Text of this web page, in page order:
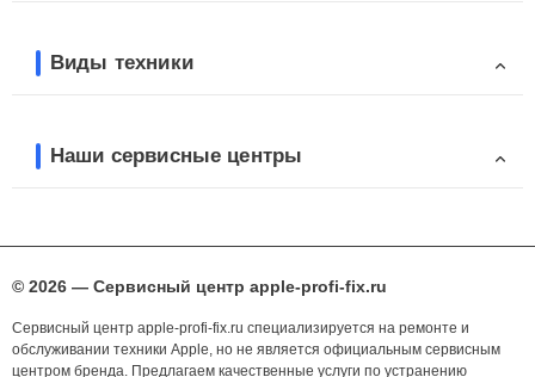
Виды техники
Наши сервисные центры
© 2026 — Сервисный центр apple-profi-fix.ru
Сервисный центр apple-profi-fix.ru специализируется на ремонте и
обслуживании техники Apple, но не является официальным сервисным
центром бренда. Предлагаем качественные услуги по устранению